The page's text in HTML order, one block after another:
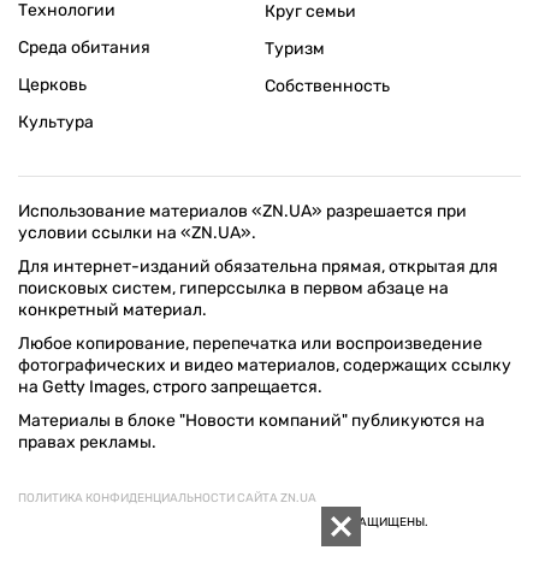
Технологии
Среда обитания
Церковь
Культура
Круг семьи
Туризм
Собственность
Использование материалов «ZN.UA» разрешается при
условии ссылки на «ZN.UA».
Для интернет-изданий обязательна прямая, открытая для
поисковых систем, гиперссылка в первом абзаце на
конкретный материал.
Любое копирование, перепечатка или воспроизведение
фотографических и видео материалов, содержащих ссылку
на Getty Images, строго запрещается.
Материалы в блоке "Новости компаний" публикуются на
правах рекламы.
ПОЛИТИКА КОНФИДЕНЦИАЛЬНОСТИ САЙТА ZN.UA
© 1994–2026 «ЗЕРКАЛО НЕДЕЛИ. УКРАИНА». ВСЕ ПРАВА ЗАЩИЩЕНЫ.